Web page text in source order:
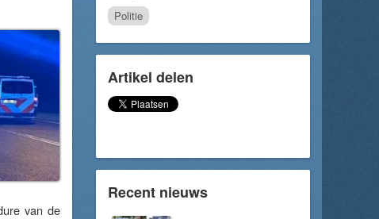
van de
Politie
Artikel delen
Recent nieuws